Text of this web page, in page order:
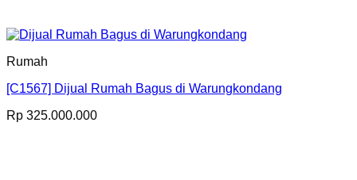
Rumah
[C1567] Dijual Rumah Bagus di Warungkondang
Rp 325.000.000